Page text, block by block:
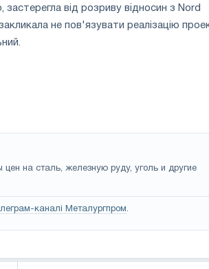
від розриву відносин з Nord
не пов'язувати реалізацію
цен на сталь, железную руду, уголь и другие
каналі Металургпром.